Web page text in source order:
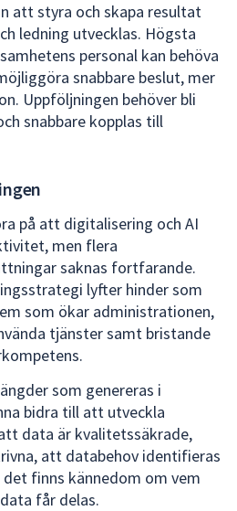
att styra och skapa resultat
ledning utvecklas. Högsta
personal kan behöva
snabbare beslut, mer
Uppföljningen behöver bli
snabbare kopplas till
på att digitalisering och AI
men flera
saknas fortfarande.
lyfter hinder som
som ökar administrationen,
tjänster samt bristande
som genereras i
bidra till att utveckla
data är kvalitetssäkrade,
att databehov identifieras
finns kännedom om vem
får delas.